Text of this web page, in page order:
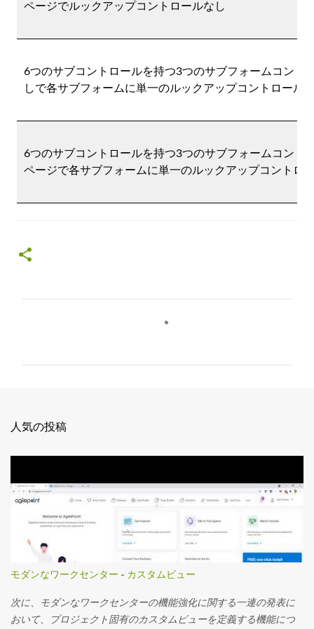
ページでルックアップコントロールなし
6つのサブコントロールを持つ3つのサブフォームコント
しで各サブフォームに単一のルックアップコントロール
6つのサブコントロールを持つ3つのサブフォームコント
ページで各サブフォームに単一のルックアップコントロ
人気の投稿
モダンなワークセンター - カスタムビュー
次に、モダンなワークセンターの機能強化に関する一連の発表に
おいて、プロジェクト固有のカスタムビューを定義する機能につ